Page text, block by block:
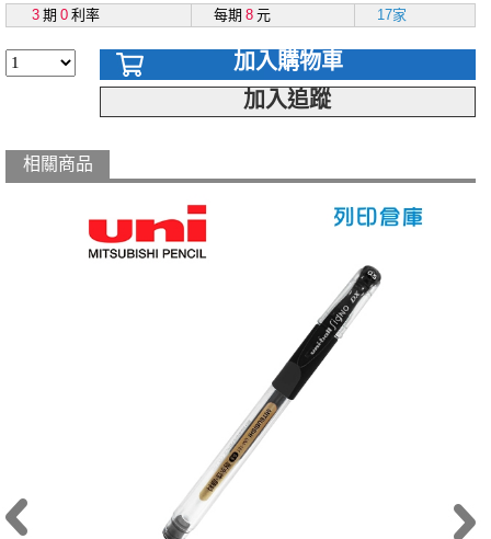
3 期 0 利率 每期 8 元 17家
加入購物車
加入追蹤
相關商品